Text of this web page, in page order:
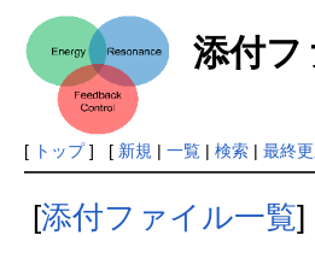
添付フ
[ トップ] [ 新規 | 一覧| 検索| 最終
[添付ファイル一覧]